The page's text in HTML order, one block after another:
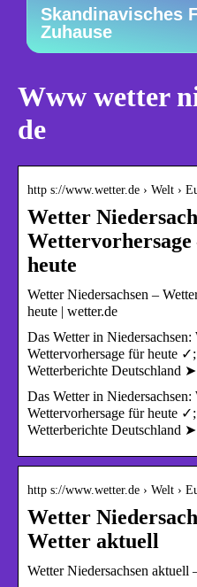
Skandinavisches
Zuhause
Www wetter
de
http s://www.wetter.de › Welt ›
Wetter
heute
Wetter Niedersachsen –
heute | wetter.de
Das Wetter in
Wettervorhersage für heute
Wetterberichte Deutschland
Das Wetter in
Wettervorhersage für heute
Wetterberichte Deutschland
http s://www.wetter.de › Welt ›
Wetter
Wetter aktuell
Wetter Niedersachsen aktuell